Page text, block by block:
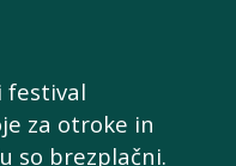
festival
za otroke in
so brezplačni.